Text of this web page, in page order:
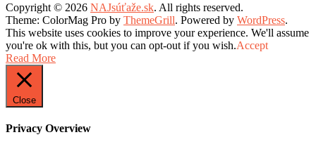
Copyright © 2026 NAJsúťaže.sk. All rights reserved.
Theme: ColorMag Pro by ThemeGrill. Powered by WordPress.
This website uses cookies to improve your experience. We'll assume
you're ok with this, but you can opt-out if you wish.Accept
Read More
Close
Privacy Overview